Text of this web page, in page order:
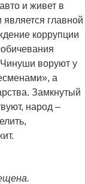
и живет в
главной
коррупции
воруют у
а
Замкнутый
народ –